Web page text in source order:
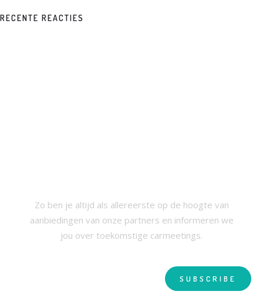
RECENTE REACTIES
Zo ben je altijd als allereerste op de hoogte van
aanbiedingen van onze partners en informeren we
jou over toekomstige carmeetings.